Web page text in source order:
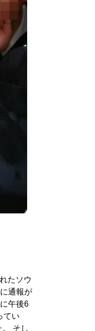
たソウ
通報が
午後6
てい
そし